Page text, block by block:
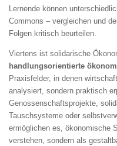
Lernende können
Commons – vergleichen und
Folgen kritisch beurteilen.
Viertens ist solidarische
handlungsorientierte
Praxisfelder, in denen
analysiert, sondern praktisch
Genossenschaftsprojekte,
Tauschsysteme oder
ermöglichen es, ökonomische
verstehen, sondern als